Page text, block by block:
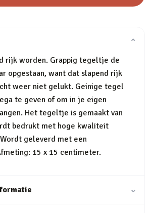
⌄
rijk worden. Grappig tegeltje de
opgestaan, want dat slapend rijk
weer niet gelukt. Geinige tegel
te geven of om in je eigen
Het tegeltje is gemaakt van
bedrukt met hoge kwaliteit
geleverd met een
15 x 15 centimeter.
⌄